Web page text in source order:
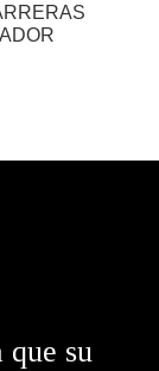
que su